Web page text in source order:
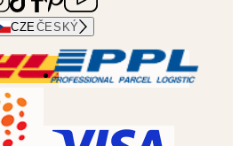
CZE ČESKÝ